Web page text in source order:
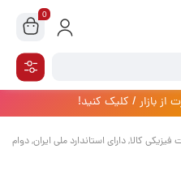
0
از بازار / کلیک کنید!
کالا, دارای استاندارد ملی ایران, دوام